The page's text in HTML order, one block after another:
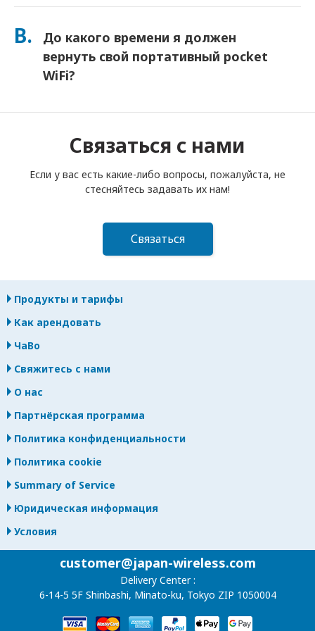
Вы можете добавить Страховку при оформлении заказа,
взимается плата за замену. Если что-то случится,
немедленно свяжитесь с нами — мы поможем вам
оставаться на связи.
В.
До какого времени я должен
вернуть свой портативный pocket
WiFi?
с вас будет взиматься плата.
Связаться с нами
Если у вас есть какие-либо вопросы, пожалуйста, не
стесняйтесь задавать их нам!
Связаться
Продукты и тарифы
Как арендовать
ЧаВо
Свяжитесь с нами
О нас
Партнёрская программа
Политика конфиденциальности
Политика cookie
Summary of Service
Юридическая информация
Условия
customer@japan-wireless.com
Delivery Center :
6-14-5 5F Shinbashi, Minato-ku, Tokyo ZIP 1050004